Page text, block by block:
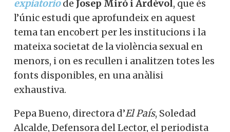
expiatoriode Josep Miró i Ardèvol, que és
l’únic estudi que aprofundeix en aquest
tema tan encobert per les institucions i la
mateixa societat de la violència sexual en
menors, i on es recullen i analitzen totes les
fonts disponibles, en una anàlisi
exhaustiva.
Pepa Bueno, directora d’El País, Soledad
Alcalde, Defensora del Lector, el periodista